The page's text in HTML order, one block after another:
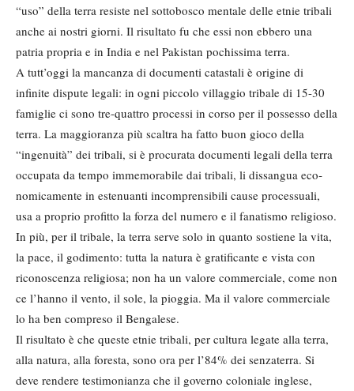
“uso” della terra resiste nel sottobo­sco mentale delle etnie tribali
anche ai nostri giorni. Il risultato fu che essi non ebbero una
patria propria e in In­dia e nel Pakistan pochissima terra.
A tutt’oggi la mancanza di documenti catastali è origine di
infinite dispute le­gali: in ogni piccolo villaggio tribale di 15-30
famiglie ci sono tre-quattro pro­cessi in corso per il possesso della
ter­ra. La maggioranza più scaltra ha fat­to buon gioco della
“ingenuità” dei tribali, si è procurata documenti legali della terra
occupata da tempo imme­morabile dai tribali, li dissangua eco­
nomicamente in estenuanti incom­prensibili cause processuali,
usa a pro­prio profitto la forza del numero e il fanatismo religioso.
In più, per il tribale, la terra serve solo in quanto sostiene la vita,
la pace, il godimento: tutta la natura è gratifi­cante e vista con
riconoscenza religio­sa; non ha un valore commerciale, come non
ce l’hanno il vento, il sole, la pioggia. Ma il valore commerciale
lo ha ben compreso il Bengalese.
Il risultato è che queste etnie tribali, per cultura legate alla terra,
alla natu­ra, alla foresta, sono ora per l’84% dei senzaterra. Si
deve rendere testimo­nianza che il governo coloniale ingle­se,